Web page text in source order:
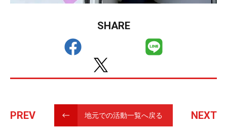
SHARE
PREV 地元での活動一覧へ戻る NEXT